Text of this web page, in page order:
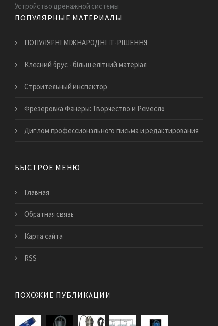
Устройство дренажной системы
ПОПУЛЯРНЫЕ МАТЕРИАЛЫ
ПОПУЛЯРНІ МІЖНАРОДНІ ІТ-РІШЕННЯ
Клеєний брус - більш елітний матеріал
Строительный инспектор
Фрезеровка Фанеры: Творчество и Ремесло
Диплом профессионального письма и редактирования
БЫСТРОЕ МЕНЮ
Главная
Обратная связь
Карта сайта
RSS
ПОХОЖИЕ ПУБЛИКАЦИИ